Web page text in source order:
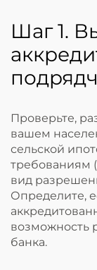
Шаг 1.
Проверьте,
вашем
сельской
требованиям
вид
Определите,
возможность
банка.